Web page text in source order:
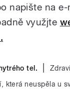
napište na e-
využjte
tel.
která neuspěla u